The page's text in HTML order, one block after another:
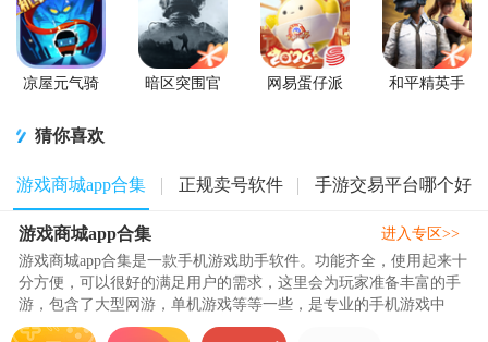
凉屋元气骑
暗区突围官
网易蛋仔派
和平精英手
猜你喜欢
游戏商城app合集 正规卖号软件 手游交易平台哪个好
游戏商城app合集
游戏商城app合集是一款手机游戏助手软件。功能齐全，使用起来十
分方便，可以很好的满足用户的需求，这里会为玩家准备丰富的手
游，包含了大型网游，单机游戏等等一些，是专业的手机游戏中
心，各种各样的游戏这里都有哦..
进入专区>>